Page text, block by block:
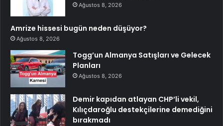
Ağustos 8, 2026
Amrize hissesi bugün neden düşüyor?
Ağustos 8, 2026
Togg’un Almanya Satışları ve Gelecek
Planları
Ağustos 8, 2026
Demir kapıdan atlayan CHP’li vekil,
Kılıçdaroğlu destekçilerine demediğini
bırakmadı